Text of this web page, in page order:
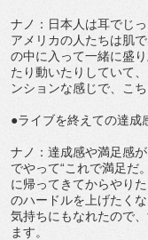
ナノ：日本人は耳でじ
アメリカの人たちは肌
の中に入って一緒に盛
たり動いたりしていて
ンションな感じで、こ
●ライブを終えての達成
ナノ：達成感や満足感
でやって“これで満足だ
に帰ってきてからやり
のハードルを上げたく
気持ちにもなれたので
ます。